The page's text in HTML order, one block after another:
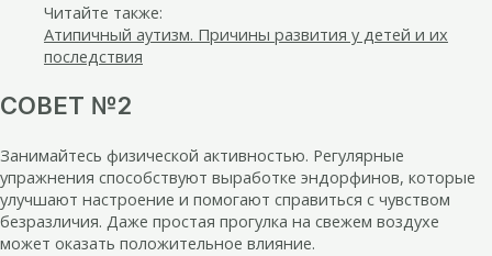
Читайте также:
Атипичный аутизм. Причины развития у детей и их
последствия
СОВЕТ №2
Занимайтесь физической активностью. Регулярные
упражнения способствуют выработке эндорфинов, которые
улучшают настроение и помогают справиться с чувством
безразличия. Даже простая прогулка на свежем воздухе
может оказать положительное влияние.